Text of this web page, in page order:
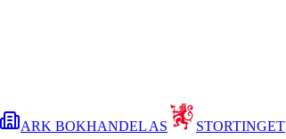
ARK BOKHANDEL AS STORTINGET